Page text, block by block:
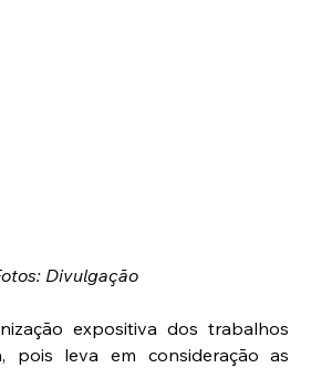
Divulgação
expositiva dos trabalhos
pois leva em consideração as